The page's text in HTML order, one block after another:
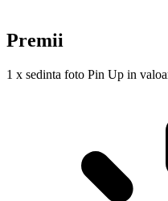
Premii
1 x sedinta foto Pin Up in